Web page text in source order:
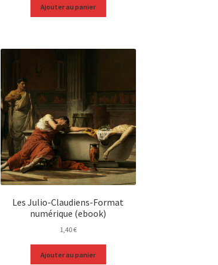
Ajouter au panier
Les Julio-Claudiens-Format
numérique (ebook)
1,40€
Ajouter au panier